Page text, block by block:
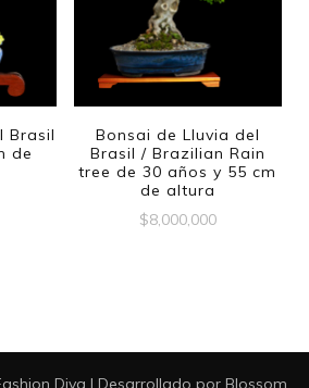
Brasil
de
Bonsai de Lluvia del
Brasil / Brazilian Rain
tree de 30 años y 55 cm
de altura
$8,000,000
Diva | Desarrollado por Blossom